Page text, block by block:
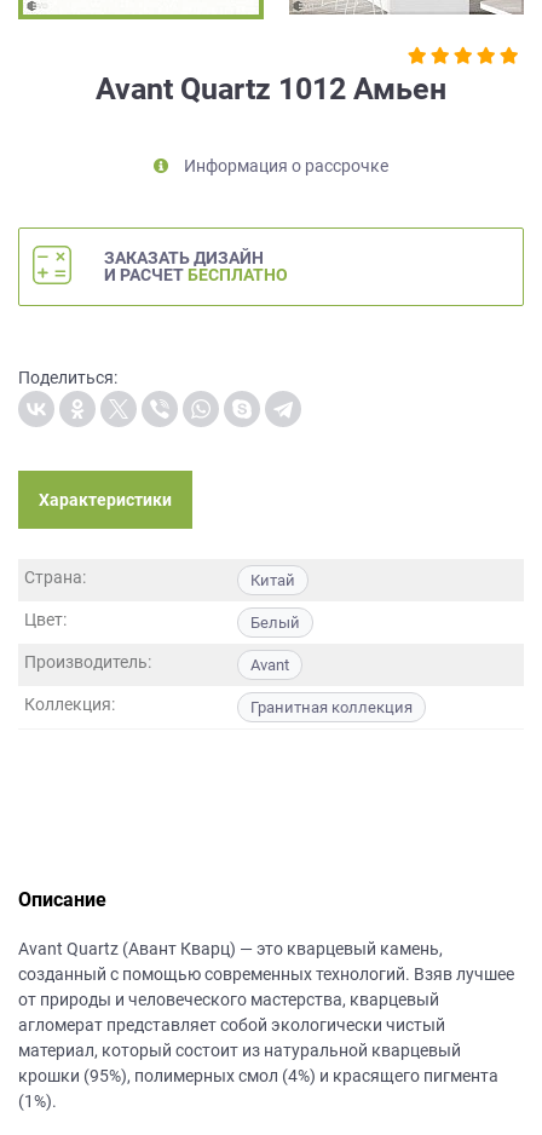
Avant Quartz 1012 Амьен
Информация о рассрочке
ЗАКАЗАТЬ ДИЗАЙН
И РАСЧЕТ БЕСПЛАТНО
Поделиться:
Характеристики
Страна: Китай
Цвет: Белый
Производитель: Avant
Коллекция: Гранитная коллекция
Описание
Avant Quartz (Авант Кварц) — это кварцевый камень,
созданный с помощью современных технологий. Взяв лучшее
от природы и человеческого мастерства, кварцевый
агломерат представляет собой экологически чистый
материал, который состоит из натуральной кварцевый
крошки (95%), полимерных смол (4%) и красящего пигмента
(1%).
на
персональных
данных
порядке
Политики
обработки
персональных